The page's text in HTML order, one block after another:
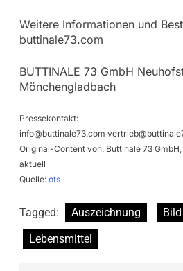
Weitere Informationen und
buttinale73.com
BUTTINALE 73 GmbH
Mönchengladbach
Pressekontakt:
info@buttinale73.com
Original-Content von: Buttinale 73
aktuell
Quelle: ots
Tagged: Auszeichnung Bild
Lebensmittel